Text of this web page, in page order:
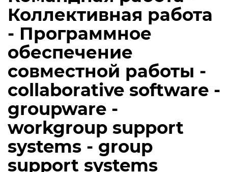
Коллективная работа
- Программное
обеспечение
совместной работы -
collaborative software -
groupware -
workgroup support
systems - group
support systems